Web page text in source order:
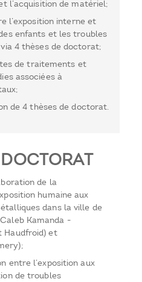
l’acquisition de matériel;
l’exposition interne et
enfants et les troubles
4 thèses de doctorat;
de traitements et
associées à
de 4 thèses de doctorat.
de la
humaine aux
dans la ville de
Kamanda -
Haudfroid) et
entre l’exposition aux
de troubles